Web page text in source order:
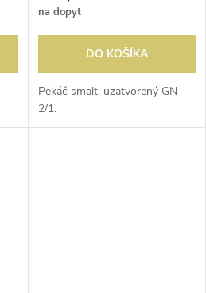
na dopyt
DO KOŠÍKA
Pekáč smalt. uzatvorený GN
2/1.